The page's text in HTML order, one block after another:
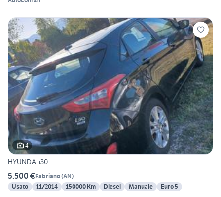
4
HYUNDAI i30
5.500 €Fabriano(AN)
Usato
11/2014 150000 Km Diesel Manuale Euro 5